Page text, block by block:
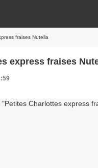
fraises Nutella
express fraises